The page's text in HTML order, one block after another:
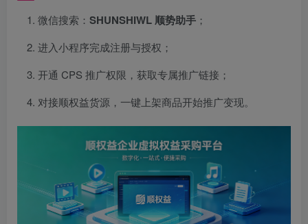
微信搜索： SHUNSHIWL 顺势助手 ；
进入小程序完成注册与授权；
开通 CPS 推广权限，获取专属推广链接；
对接顺权益货源，一键上架商品开始推广变现。